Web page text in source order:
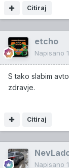
Citiraj
etcho
Napisano
S tako slabim
zdravje.
Citiraj
Napisano